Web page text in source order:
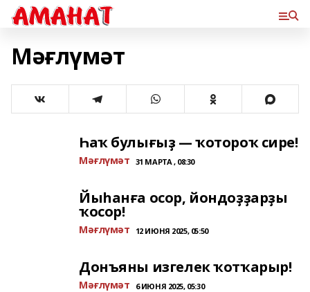
Мәғлүмәт
Һаҡ булығыҙ — ҡотороҡ сире!
Мәғлүмәт 31 МАРТА , 08:30
Йыһанға осор, йондоҙҙарҙы
ҡосор!
Мәғлүмәт 12 ИЮНЯ 2025, 05:50
Донъяны изгелек ҡотҡарыр!
Мәғлүмәт 6 ИЮНЯ 2025, 05:30